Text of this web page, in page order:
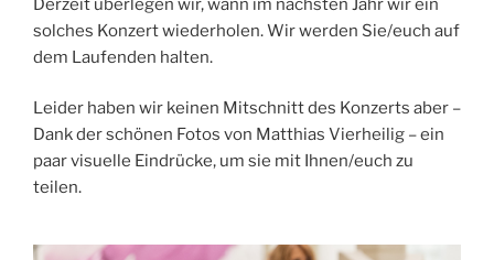
Derzeit überlegen wir, wann im nächsten Jahr wir ein
solches Konzert wiederholen. Wir werden Sie/euch auf
dem Laufenden halten.
Leider haben wir keinen Mitschnitt des Konzerts aber –
Dank der schönen Fotos von Matthias Vierheilig – ein
paar visuelle Eindrücke, um sie mit Ihnen/euch zu
teilen.